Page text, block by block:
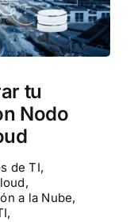
tu
Nodo
de TI,
,
a la Nube,
,